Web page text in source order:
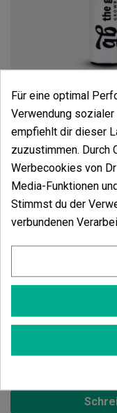
Clipper GB
(20)
1,00 €
In den
5 Sterne
3 Sterne
Für eine optimal
Verwendung
empfiehlt dir dieser
zuzustimmen. Durch
Werbecookies von
Media-Funktionen
Stimmst du der
verbundenen